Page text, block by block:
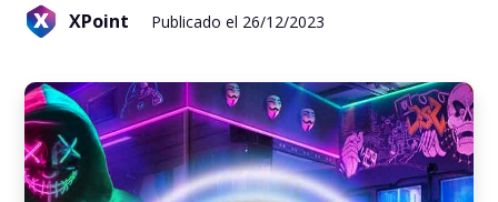
XPoint Publicado el 26/12/2023